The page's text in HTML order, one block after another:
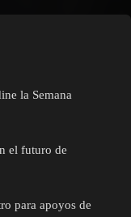
la Semana
el futuro de
para apoyos de